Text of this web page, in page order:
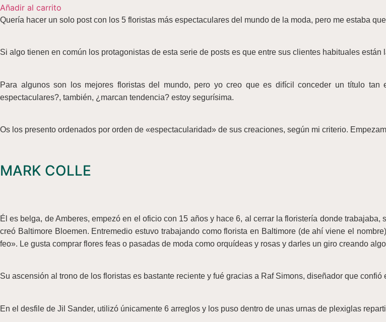
Añadir al carrito
Quería hacer un solo post con los 5 floristas más espectaculares del mundo de la moda, pero me estaba
Si algo tienen en común los protagonistas de esta serie de posts es que entre sus clientes habituales
Para algunos son los mejores floristas del mundo, pero yo creo que es difícil conceder un título
espectaculares?, también, ¿marcan tendencia? estoy segurísima.
Os los presento ordenados por orden de «espectacularidad» de sus creaciones, según mi criterio.
MARK COLLE
Él es belga, de Amberes, empezó en el oficio con 15 años y hace 6, al cerrar la floristería donde
creó Baltimore Bloemen. Entremedio estuvo trabajando como florista en Baltimore (de ahí viene el
feo». Le gusta comprar flores feas o pasadas de moda como orquídeas y rosas y darles un giro creando
Su ascensión al trono de los floristas es bastante reciente y fué gracias a Raf Simons, diseñador que
En el desfile de Jil Sander, utilizó únicamente 6 arreglos y los puso dentro de unas urnas de plexiglas